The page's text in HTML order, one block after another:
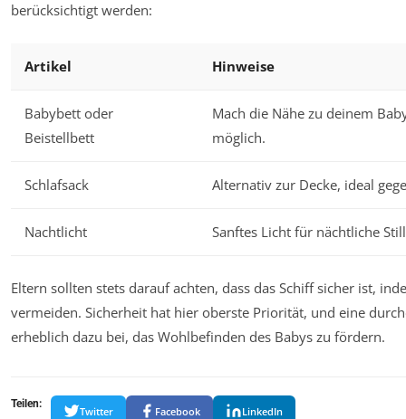
berücksichtigt werden:
Artikel Hinweise
Babybett oder
Beistellbett
Mach die Nähe zu deinem
möglich.
Schlafsack Alternativ zur Decke, ideal
Nachtlicht Sanftes Licht für nächtliche
Eltern sollten stets darauf achten, dass das Schiff sicher ist,
vermeiden. Sicherheit hat hier oberste Priorität, und eine
erheblich dazu bei, das Wohlbefinden des Babys zu fördern.
Teilen:
Twitter Facebook LinkedIn